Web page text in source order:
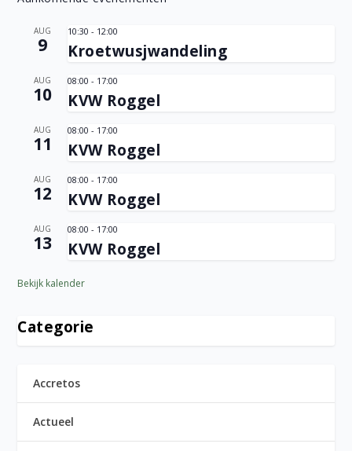
AUG
9
10:30 - 12:00
Kroetwusjwandeling
AUG
10
08:00 - 17:00
KVW Roggel
AUG
11
08:00 - 17:00
KVW Roggel
AUG
12
08:00 - 17:00
KVW Roggel
AUG
13
08:00 - 17:00
KVW Roggel
Bekijk kalender
Categorie
Accretos
Actueel